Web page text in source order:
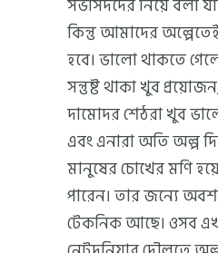
সভাসদদের নিয়ে বলা
কিন্তু আমাদের
হবে। ভালো থাকতে
সন্তুষ্ট থাকা খুব
দামোদর শেঠরা খুব
এবং এনারা অতি অল্প
মানুষের চোখের মণি
পারেন। তার জন্যে
টেকনিক আছে। ওসব